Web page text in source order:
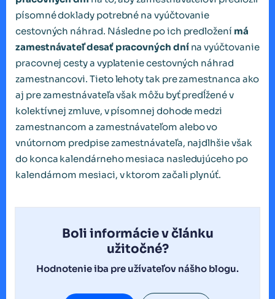
písomné doklady potrebné na vyúčtovanie
cestovných náhrad. Následne po ich predložení má
zamestnávateľ desať pracovných dnína vyúčtovanie
pracovnej cesty a vyplatenie cestovných náhrad
zamestnancovi. Tieto lehoty tak pre zamestnanca ako
aj pre zamestnávateľa však môžu byť predĺžené v
kolektívnej zmluve, v písomnej dohode medzi
zamestnancom a zamestnávateľom alebo vo
vnútornom predpise zamestnávateľa, najdlhšie však
do konca kalendárneho mesiaca nasledujúceho po
kalendárnom mesiaci, v ktorom začali plynúť.
Boli informácie v článku
užitočné?
Hodnotenie iba pre užívateľov nášho blogu.